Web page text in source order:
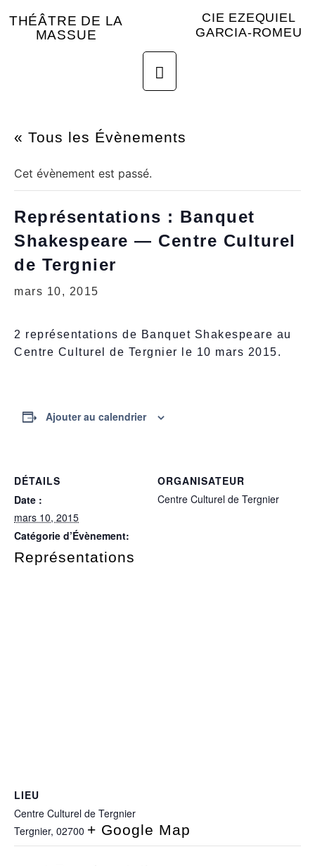
THÉÂTRE DE LA
MASSUE
CIE EZEQUIEL
GARCIA-ROMEU
« Tous les Évènements
Cet évènement est passé.
Représentations : Banquet
Shakespeare — Centre Culturel
de Tergnier
mars 10, 2015
2 représentations de Banquet Shakespeare au
Centre Culturel de Tergnier le 10 mars 2015.
Ajouter au calendrier
DÉTAILS
Date :
mars 10, 2015
Catégorie d’Évènement:
Représentations
ORGANISATEUR
Centre Culturel de Tergnier
LIEU
Centre Culturel de Tergnier
Tergnier, 02700 + Google Map